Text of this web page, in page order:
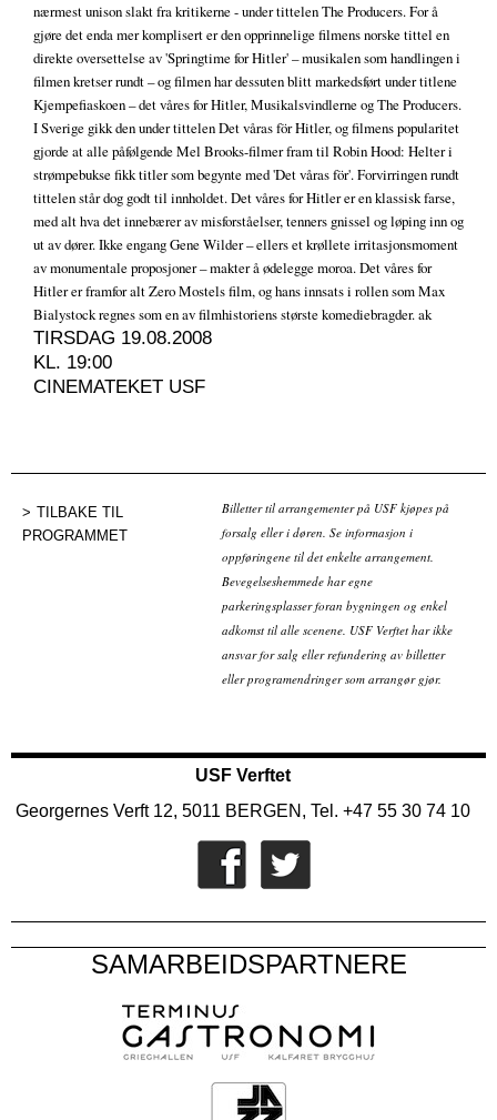
nærmest unison slakt fra kritikerne - under tittelen The Producers. For å
gjøre det enda mer komplisert er den opprinnelige filmens norske tittel en
direkte oversettelse av 'Springtime for Hitler' – musikalen som handlingen i
filmen kretser rundt – og filmen har dessuten blitt markedsført under titlene
Kjempefiaskoen – det våres for Hitler, Musikalsvindlerne og The Producers.
I Sverige gikk den under tittelen Det våras för Hitler, og filmens popularitet
gjorde at alle påfølgende Mel Brooks-filmer fram til Robin Hood: Helter i
strømpebukse fikk titler som begynte med 'Det våras för'. Forvirringen rundt
tittelen står dog godt til innholdet. Det våres for Hitler er en klassisk farse,
med alt hva det innebærer av misforståelser, tenners gnissel og løping inn og
ut av dører. Ikke engang Gene Wilder – ellers et krøllete irritasjonsmoment
av monumentale proposjoner – makter å ødelegge moroa. Det våres for
Hitler er framfor alt Zero Mostels film, og hans innsats i rollen som Max
Bialystock regnes som en av filmhistoriens største komediebragder. ak
TIRSDAG 19.08.2008
KL. 19:00
CINEMATEKET USF
TILBAKE TIL
PROGRAMMET
Billetter til arrangementer på USF kjøpes på
forsalg eller i døren. Se informasjon i
oppføringene til det enkelte arrangement.
Bevegelseshemmede har egne
parkeringsplasser foran bygningen og enkel
adkomst til alle scenene. USF Verftet har ikke
ansvar for salg eller refundering av billetter
eller programendringer som arrangør gjør.
USF Verftet
Georgernes Verft 12, 5011 BERGEN, Tel. +47 55 30 74 10
SAMARBEIDSPARTNERE